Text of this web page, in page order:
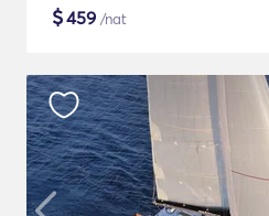
$459 /nat